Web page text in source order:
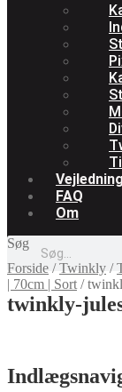
FAQ
Om
Søg
Forside /Twinkly /
| 70cm | Sort /
twinkly-